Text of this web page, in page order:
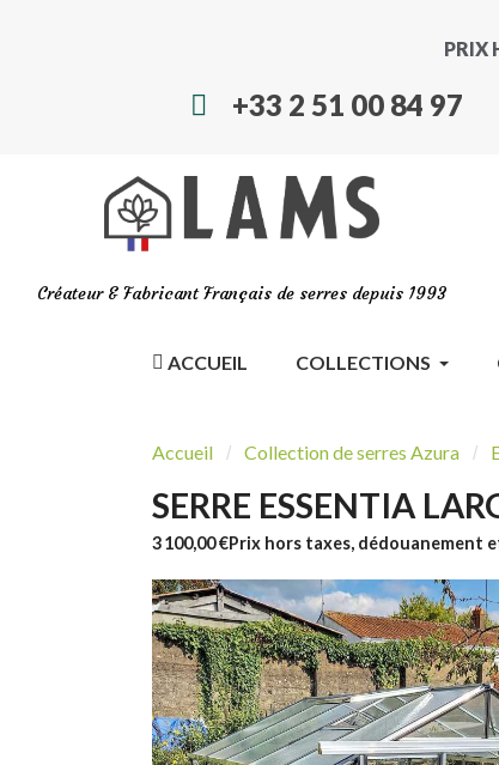
PRIX
+33 2 51 00 84 97
Créateur & Fabricant Français de serres depuis 1993
ACCUEIL COLLECTIONS
Accueil Collection de serres Azura
SERRE ESSENTIA
3 100,00 €Prix hors taxes, dédouanement